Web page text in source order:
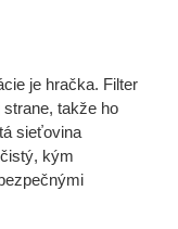
je hračka. Filter
takže ho
sieťovina
kým